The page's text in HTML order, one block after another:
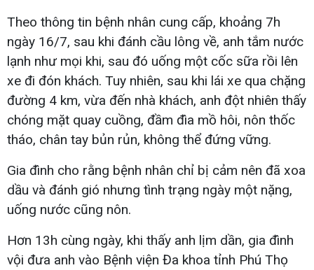
Theo thông tin bệnh nhân cung cấp, khoảng 7h
ngày 16/7, sau khi đánh cầu lông về, anh tắm nước
lạnh như mọi khi, sau đó uống một cốc sữa rồi lên
xe đi đón khách. Tuy nhiên, sau khi lái xe qua chặng
đường 4 km, vừa đến nhà khách, anh đột nhiên thấy
chóng mặt quay cuồng, đầm đìa mồ hôi, nôn thốc
tháo, chân tay bủn rủn, không thể đứng vững.
Gia đình cho rằng bệnh nhân chỉ bị cảm nên đã xoa
dầu và đánh gió nhưng tình trạng ngày một nặng,
uống nước cũng nôn.
Hơn 13h cùng ngày, khi thấy anh lịm dần, gia đình
vội đưa anh vào Bệnh viện Đa khoa tỉnh Phú Thọ